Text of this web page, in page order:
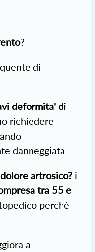
?
di
deformita' di
richiedere
danneggiata
artrosico? i
tra 55 e
perchè
a